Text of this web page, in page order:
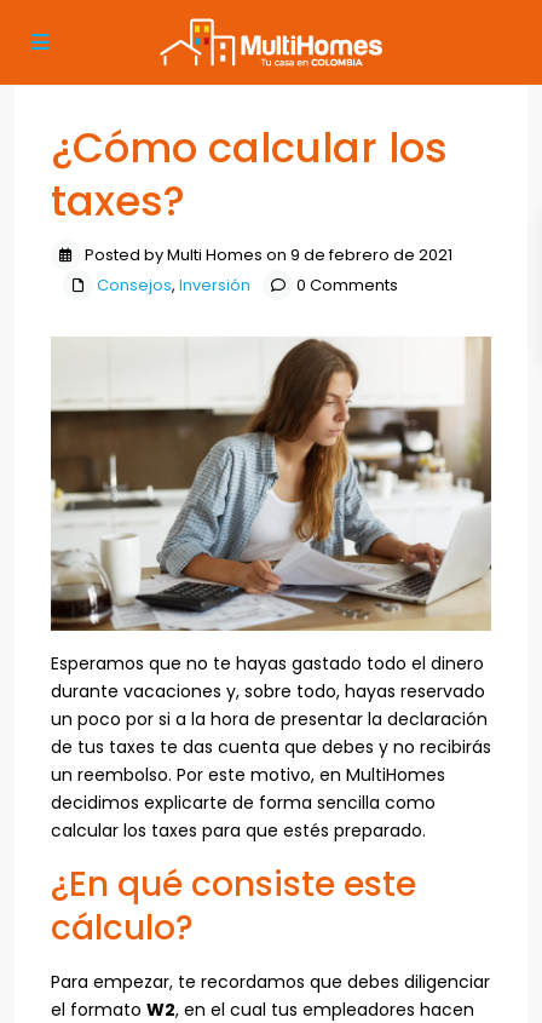
¿Cómo calcular los
taxes?
Posted by Multi Homes on 9 de febrero de 2021
Consejos, Inversión 0 Comments
Esperamos que no te hayas gastado todo el dinero
durante vacaciones y, sobre todo, hayas reservado
un poco por si a la hora de presentar la declaración
de tus taxes te das cuenta que debes y no recibirás
un reembolso. Por este motivo, en MultiHomes
decidimos explicarte de forma sencilla como
calcular los taxes para que estés preparado.
¿En qué consiste este
cálculo?
Para empezar, te recordamos que debes diligenciar
el formato W2, en el cual tus empleadores hacen